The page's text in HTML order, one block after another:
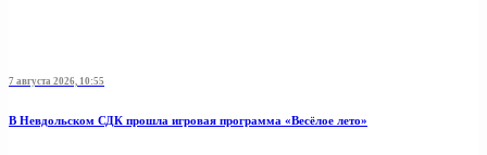
7 августа 2026, 10:55
В Невдольском СДК прошла игровая программа «Весёлое лето»